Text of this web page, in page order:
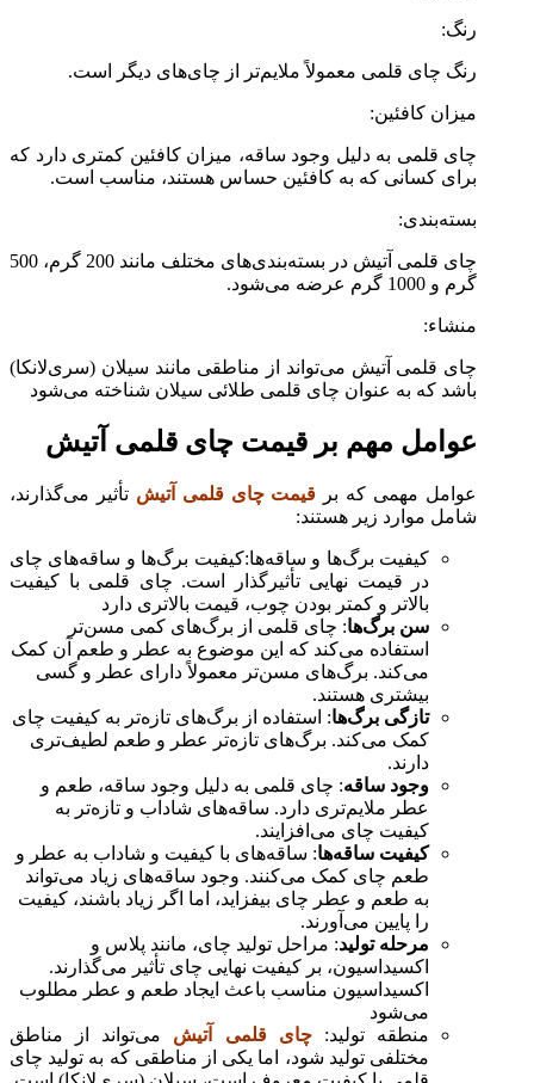
رنگ:
رنگ چای قلمی معمولاً ملایم‌تر از چای‌های دیگر است.
میزان کافئین:
چای قلمی به دلیل وجود ساقه، میزان کافئین کمتری دارد که
برای کسانی که به کافئین حساس هستند، مناسب است.
بسته‌بندی:
چای قلمی آتیش در بسته‌بندی‌های مختلف مانند 200 گرم، 500
گرم و 1000 گرم عرضه می‌شود.
منشاء:
چای قلمی آتیش می‌تواند از مناطقی مانند سیلان (سری‌لانکا)
باشد که به عنوان چای قلمی طلائی سیلان شناخته می‌شود
عوامل مهم بر قیمت چای قلمی آتیش
عوامل مهمی که بر قیمت چای قلمی آتیش تأثیر می‌گذارند،
شامل موارد زیر هستند:
کیفیت برگ‌ها و ساقه‌ها:کیفیت برگ‌ها و ساقه‌های چای
در قیمت نهایی تأثیرگذار است. چای قلمی با کیفیت
بالاتر و کمتر بودن چوب، قیمت بالاتری دارد
سن برگ‌ها: چای قلمی از برگ‌های کمی مسن‌تر
استفاده می‌کند که این موضوع به عطر و طعم آن کمک
می‌کند. برگ‌های مسن‌تر معمولاً دارای عطر و گسی
بیشتری هستند.
تازگی برگ‌ها: استفاده از برگ‌های تازه‌تر به کیفیت چای
کمک می‌کند. برگ‌های تازه‌تر عطر و طعم لطیف‌تری
دارند.
وجود ساقه: چای قلمی به دلیل وجود ساقه، طعم و
عطر ملایم‌تری دارد. ساقه‌های شاداب و تازه‌تر به
کیفیت چای می‌افزایند.
کیفیت ساقه‌ها: ساقه‌های با کیفیت و شاداب به عطر و
طعم چای کمک می‌کنند. وجود ساقه‌های زیاد می‌تواند
به طعم و عطر چای بیفزاید، اما اگر زیاد باشند، کیفیت
را پایین می‌آورند.
مرحله تولید: مراحل تولید چای، مانند پلاس و
اکسیداسیون، بر کیفیت نهایی چای تأثیر می‌گذارند.
اکسیداسیون مناسب باعث ایجاد طعم و عطر مطلوب
می‌شود
منطقه تولید:چای قلمی آتیش
می‌تواند از مناطق
مختلفی تولید شود، اما یکی از مناطقی که به تولید چای